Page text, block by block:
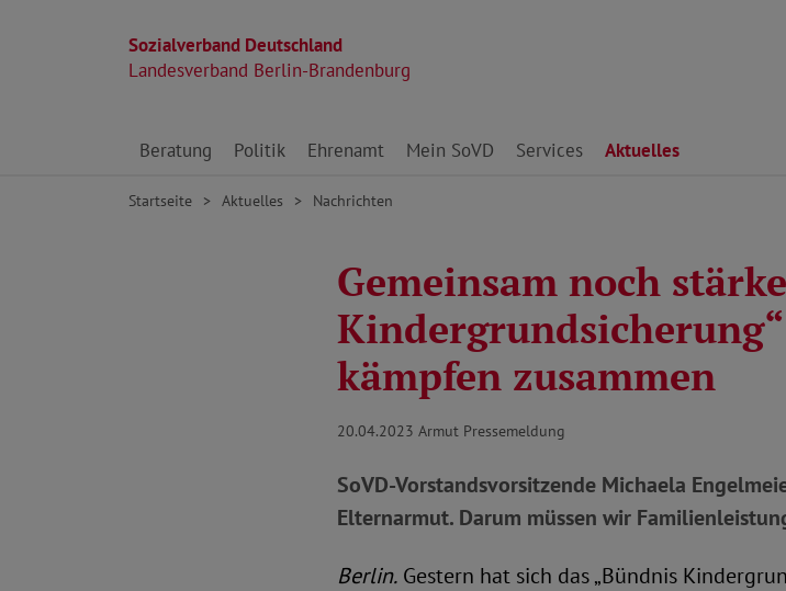
Sozialverband Deutschland
Landesverband Berlin-Brandenburg
Direkt zu den Inhalten springen
Beratung Politik Ehrenamt Mein SoVD Services Aktuelles
Startseite Aktuelles Nachrichten
Gemeinsam noch
kämpfen zusammen
20.04.2023 Armut Pressemeldung
SoVD-Vorstandsvorsitzende Michaela
Elternarmut. Darum müssen wir
Berlin. Gestern hat sich das „Bündnis